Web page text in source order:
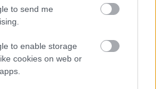
to send me
to enable storage
cookies on web or
Ghost of Yotei